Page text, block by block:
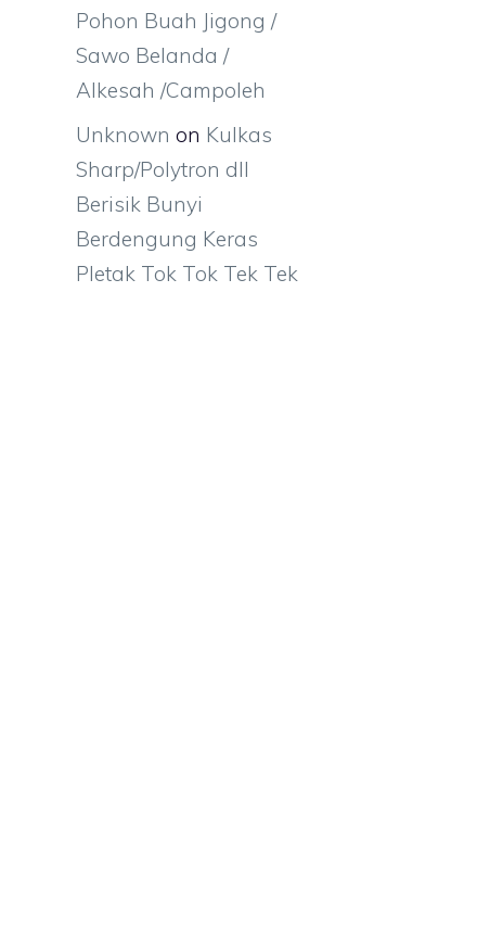
Pohon Buah Jigong /
Sawo Belanda /
Alkesah /Campoleh
Unknown on Kulkas
Sharp/Polytron dll
Berisik Bunyi
Berdengung Keras
Pletak Tok Tok Tek Tek